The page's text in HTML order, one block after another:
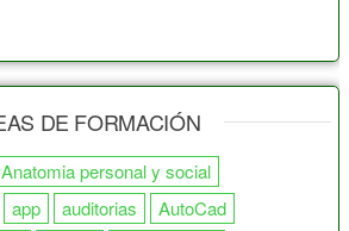
DE FORMACIÓN
Anatomia personal y social
app auditorias
AutoCad